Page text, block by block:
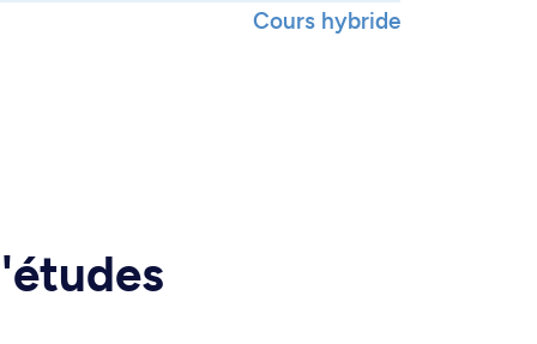
Cours hybride